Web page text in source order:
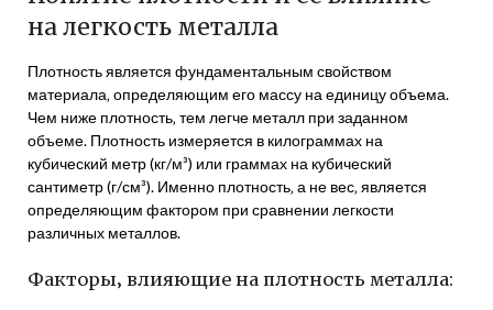
на легкость металла
Плотность является фундаментальным свойством
материала‚ определяющим его массу на единицу объема.
Чем ниже плотность‚ тем легче металл при заданном
объеме. Плотность измеряется в килограммах на
кубический метр (кг/м³) или граммах на кубический
сантиметр (г/см³). Именно плотность‚ а не вес‚ является
определяющим фактором при сравнении легкости
различных металлов.
Факторы‚ влияющие на плотность металла: